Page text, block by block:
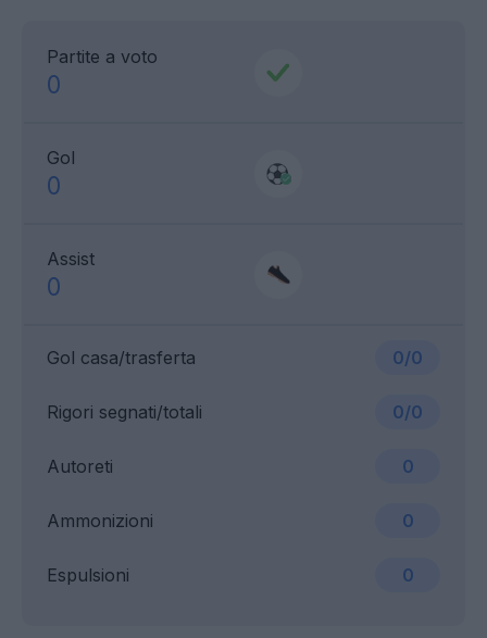
Partite a voto
0
Gol
0
Assist
0
Gol casa/trasferta 0/0
Ammonizioni 0
Rigori segnati/totali 0/0
Espulsioni 0
Autoreti 0